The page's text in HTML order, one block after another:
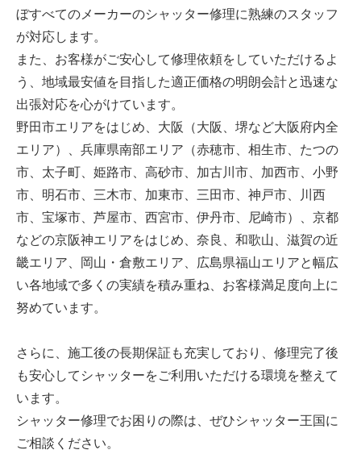
ぼすべてのメーカーのシャッター修理に熟練のスタッフ
が対応します。
また、お客様がご安心して修理依頼をしていただけるよ
う、地域最安値を目指した適正価格の明朗会計と迅速な
出張対応を心がけています。
野田市エリアをはじめ、大阪（大阪、堺など大阪府内全
エリア）、兵庫県南部エリア（赤穂市、相生市、たつの
市、太子町、姫路市、高砂市、加古川市、加西市、小野
市、明石市、三木市、加東市、三田市、神戸市、川西
市、宝塚市、芦屋市、西宮市、伊丹市、尼崎市）、京都
などの京阪神エリアをはじめ、奈良、和歌山、滋賀の近
畿エリア、岡山・倉敷エリア、広島県福山エリアと幅広
い各地域で多くの実績を積み重ね、お客様満足度向上に
努めています。
さらに、施工後の長期保証も充実しており、修理完了後
も安心してシャッターをご利用いただける環境を整えて
います。
シャッター修理でお困りの際は、ぜひシャッター王国に
ご相談ください。